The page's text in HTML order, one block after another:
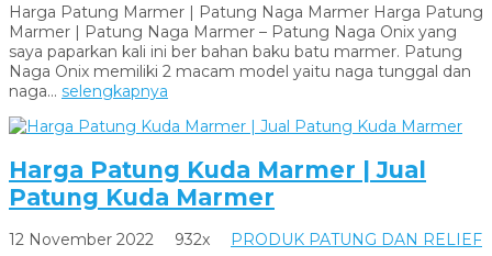
Harga Patung Marmer | Patung Naga Marmer Harga Patung
Marmer | Patung Naga Marmer – Patung Naga Onix yang
saya paparkan kali ini ber bahan baku batu marmer. Patung
Naga Onix memiliki 2 macam model yaitu naga tunggal dan
naga... selengkapnya
Harga Patung Kuda Marmer | Jual
Patung Kuda Marmer
12 November 2022 932x
PRODUK PATUNG DAN RELIEF